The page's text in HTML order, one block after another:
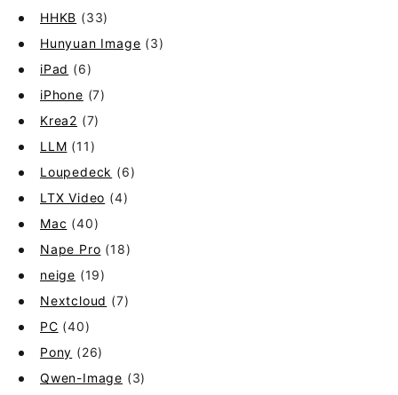
HHKB (33)
Hunyuan Image (3)
iPad (6)
iPhone (7)
Krea2 (7)
LLM (11)
Loupedeck (6)
LTX Video (4)
Mac (40)
Nape Pro (18)
neige (19)
Nextcloud (7)
PC (40)
Pony (26)
Qwen-Image (3)